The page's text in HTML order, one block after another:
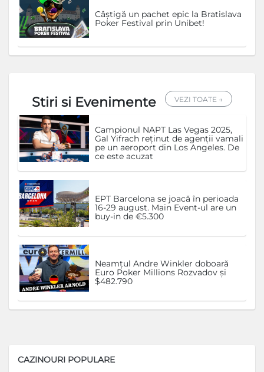
Câștigă un pachet epic la Bratislava
Poker Festival prin Unibet!
Stiri si Evenimente VEZI TOATE →
Campionul NAPT Las Vegas 2025,
Gal Yifrach reținut de agenții vamali
pe un aeroport din Los Angeles. De
ce este acuzat
EPT Barcelona se joacă în perioada
16-29 august. Main Event-ul are un
buy-in de €5.300
Neamțul Andre Winkler doboară
Euro Poker Millions Rozvadov și
$482.790
CAZINOURI POPULARE